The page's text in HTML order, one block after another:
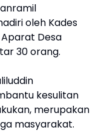
oleh Kades
Desa
30 orang.
kesulitan
merupakan
masyarakat.